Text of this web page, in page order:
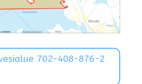
702-408-876-2